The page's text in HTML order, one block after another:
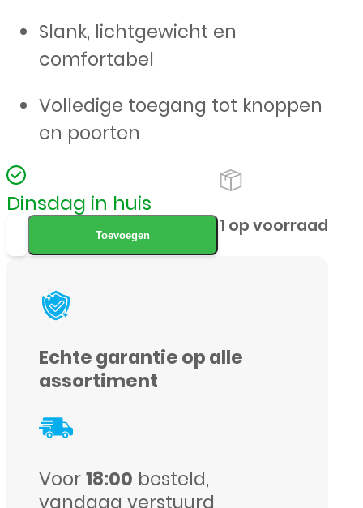
Slank, lichtgewicht en
comfortabel
Volledige toegang tot knoppen
en poorten
Dinsdag in huis
Triangle
Armor
Zwart
Toevoegen 1 op voorraad
Echte garantie op alle
assortiment
Voor18:00 besteld,
vandaag verstuurd